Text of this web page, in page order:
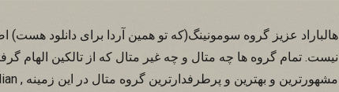
هالباراد عزیز گروه سومونینگ(که تو همین آردا برای دانلود هست)